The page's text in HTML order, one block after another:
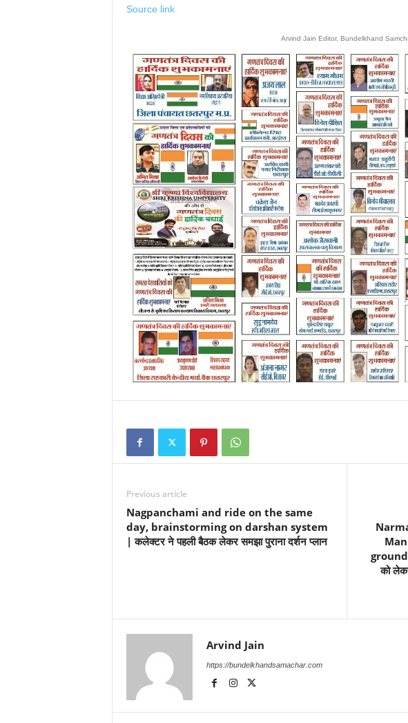
Source link
Arvind Jain Editor, Bundelkhand
Previous article
Nagpanchami and ride on the same
day, brainstorming on darshan system
| कलेक्टर ने पहली बैठक लेकर समझा पुराना दर्शन प्लान
को
Arvind Jain
https://bundelkhandsamachar.com